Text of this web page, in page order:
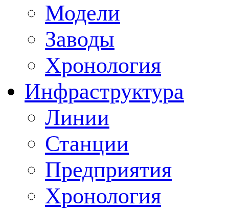
Модели
Заводы
Хронология
Инфраструктура
Линии
Станции
Предприятия
Хронология